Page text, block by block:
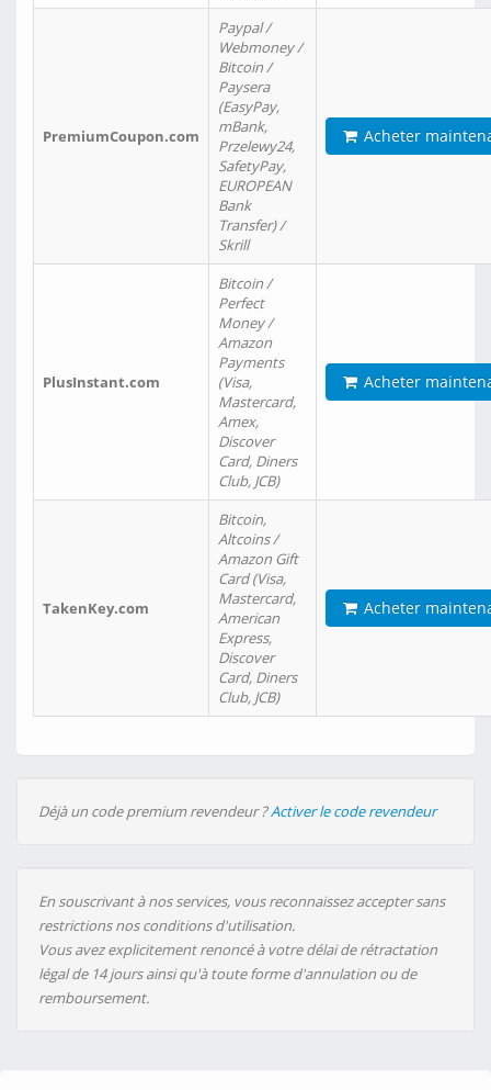
PremiumCoupon.com
Paypal /
Webmoney /
Bitcoin /
Paysera
(EasyPay,
mBank,
Przelewy24,
SafetyPay,
EUROPEAN
Bank
Transfer) /
Skrill
Acheter
PlusInstant.com
Bitcoin /
Perfect
Money /
Amazon
Payments
(Visa,
Mastercard,
Amex,
Discover
Card, Diners
Club, JCB)
Acheter
TakenKey.com
Bitcoin,
Altcoins /
Amazon Gift
Card (Visa,
Mastercard,
American
Express,
Discover
Card, Diners
Club, JCB)
Acheter
Déjà un code premium revendeur ?Activer le code revendeur
En souscrivant à nos services, vous reconnaissez accepter sans
restrictions nos conditions d'utilisation.
Vous avez explicitement renoncé à votre délai de rétractation
légal de 14 jours ainsi qu'à toute forme d'annulation ou de
remboursement.